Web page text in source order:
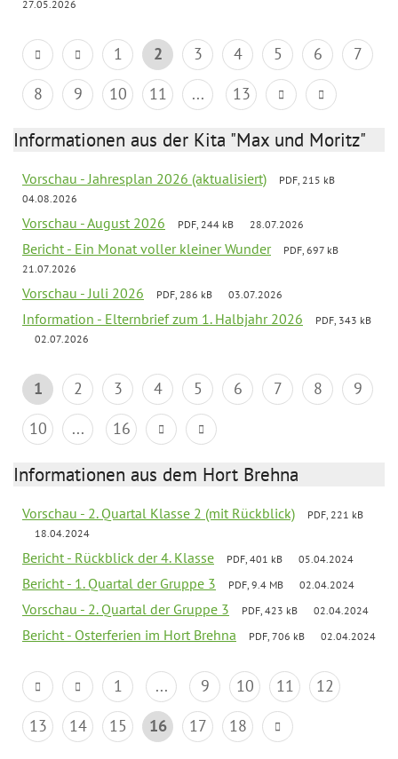
27.05.2026
1 2 3 4 5 6
7
8
9 10 11 ... 13
Informationen aus der Kita "Max und Moritz"
Vorschau - Jahresplan 2026 (aktualisiert)
PDF, 215 kB
04.08.2026
Vorschau - August 2026 PDF, 244 kB 28.07.2026
Bericht - Ein Monat voller kleiner Wunder
PDF, 697 kB
21.07.2026
Vorschau - Juli 2026 PDF, 286 kB 03.07.2026
Information - Elternbrief zum 1. Halbjahr 2026
PDF, 343 kB
02.07.2026
1 2 3 4 5 6 7 8
9
10
... 16
Informationen aus dem Hort Brehna
Vorschau - 2. Quartal Klasse 2 (mit Rückblick)
PDF, 221 kB
18.04.2024
Bericht - Rückblick der 4. Klasse PDF, 401 kB 05.04.2024
Bericht - 1. Quartal der Gruppe 3 PDF, 9.4 MB 02.04.2024
Vorschau - 2. Quartal der Gruppe 3 PDF, 423 kB 02.04.2024
Bericht - Osterferien im Hort Brehna PDF, 706 kB 02.04.2024
1 ... 9 10 11
12
13
14 15 16 17 18